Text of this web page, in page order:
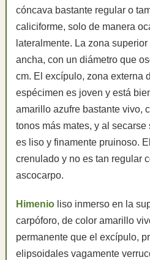
cóncava bastante regular o
caliciforme, solo de manera
lateralmente. La zona
ancha, con un diámetro que
cm. El excípulo, zona externa
espécimen es joven y está
amarillo azufre bastante vivo,
tonos más mates, y al
es liso y finamente pruinoso.
crenulado y no es tan regular
ascocarpo.
Himenio liso inmerso en la
carpóforo, de color amarillo
permanente que el excípulo,
elipsoidales vagamente